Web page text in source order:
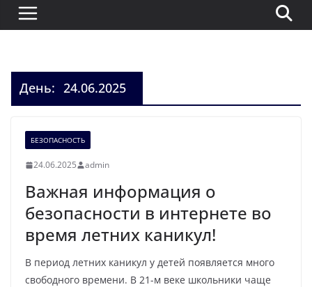
День: 24.06.2025
БЕЗОПАСНОСТЬ
24.06.2025 admin
Важная информация о
безопасности в интернете во
время летних каникул!
В период летних каникул у детей появляется много
свободного времени. В 21-м веке школьники чаще